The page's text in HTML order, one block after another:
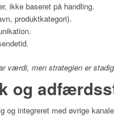
ikke baseret på handling.
produktkategori).
værdi, men strategien er
og
og integreret med øvrige